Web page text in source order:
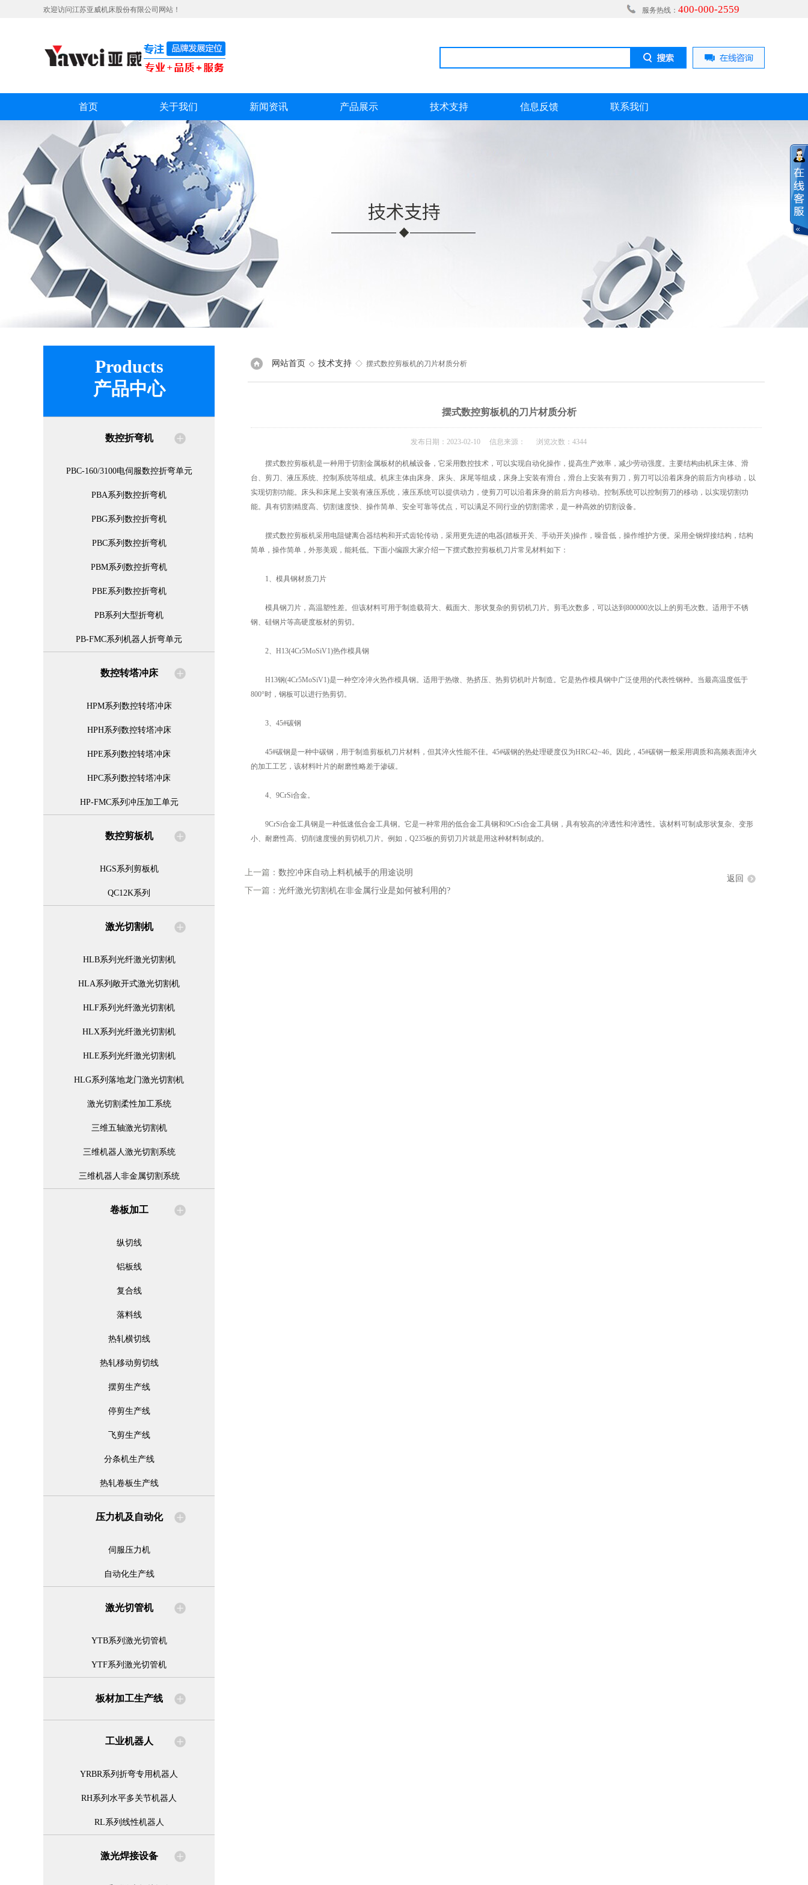
欢迎访问江苏亚威机床股份有限公司网站！ 服务热线： 400-000-2559
首页 关于我们 新闻资讯 产品展示 技术支持 信息反馈 联系我们
Products
产品中心
数控折弯机
PBC-160/3100电伺服数控折弯单元
PBA系列数控折弯机
PBG系列数控折弯机
PBC系列数控折弯机
PBM系列数控折弯机
PBE系列数控折弯机
PB系列大型折弯机
PB-FMC系列机器人折弯单元
数控转塔冲床
HPM系列数控转塔冲床
HPH系列数控转塔冲床
HPE系列数控转塔冲床
HPC系列数控转塔冲床
HP-FMC系列冲压加工单元
数控剪板机
HGS系列剪板机
QC12K系列
激光切割机
HLB系列光纤激光切割机
HLA系列敞开式激光切割机
HLF系列光纤激光切割机
HLX系列光纤激光切割机
HLE系列光纤激光切割机
HLG系列落地龙门激光切割机
激光切割柔性加工系统
三维五轴激光切割机
三维机器人激光切割系统
三维机器人非金属切割系统
卷板加工
纵切线
铝板线
复合线
落料线
热轧横切线
热轧移动剪切线
摆剪生产线
停剪生产线
飞剪生产线
分条机生产线
热轧卷板生产线
压力机及自动化
伺服压力机
自动化生产线
激光切管机
YTB系列激光切管机
YTF系列激光切管机
板材加工生产线
工业机器人
YRBR系列折弯专用机器人
RH系列水平多关节机器人
RL系列线性机器人
激光焊接设备
网站首页 ◇ 技术支持 ◇ 摆式数控剪板机的刀片材质分析
摆式数控剪板机的刀片材质分析
发布日期：2023-02-10 信息来源： 浏览次数：4344
摆式数控剪板机是一种用于切割金属板材的机械设备，它采用数控技术，可以实现自动化操作，提高生产效率，减少劳动强度。主要结构由机床主体、滑
台、剪刀、液压系统、控制系统等组成。机床主体由床身、床头、床尾等组成，床身上安装有滑台，滑台上安装有剪刀，剪刀可以沿着床身的前后方向移动，以
实现切割功能。床头和床尾上安装有液压系统，液压系统可以提供动力，使剪刀可以沿着床身的前后方向移动。控制系统可以控制剪刀的移动，以实现切割功
能。具有切割精度高、切割速度快、操作简单、安全可靠等优点，可以满足不同行业的切割需求，是一种高效的切割设备。
摆式数控剪板机采用电阻键离合器结构和开式齿轮传动，采用更先进的电器(踏板开关、手动开关)操作，噪音低，操作维护方便。采用全钢焊接结构，结构
简单，操作简单，外形美观，能耗低。下面小编跟大家介绍一下摆式数控剪板机刀片常见材料如下：
1、模具钢材质刀片
模具钢刀片，高温塑性差。但该材料可用于制造载荷大、截面大、形状复杂的剪切机刀片。剪毛次数多，可以达到800000次以上的剪毛次数。适用于不锈
钢、硅钢片等高硬度板材的剪切。
2、H13(4Cr5MoSiV1)热作模具钢
H13钢(4Cr5MoSiV1)是一种空冷淬火热作模具钢。适用于热镦、热挤压、热剪切机叶片制造。它是热作模具钢中广泛使用的代表性钢种。当最高温度低于
800°时，钢板可以进行热剪切。
3、45#碳钢
45#碳钢是一种中碳钢，用于制造剪板机刀片材料，但其淬火性能不佳。45#碳钢的热处理硬度仅为HRC42~46。因此，45#碳钢一般采用调质和高频表面淬火
的加工工艺，该材料叶片的耐磨性略差于渗碳。
4、9CrSi合金。
9CrSi合金工具钢是一种低速低合金工具钢。它是一种常用的低合金工具钢和9CrSi合金工具钢，具有较高的淬透性和淬透性。该材料可制成形状复杂、变形
小、耐磨性高、切削速度慢的剪切机刀片。例如，Q235板的剪切刀片就是用这种材料制成的。
上一篇： 数控冲床自动上料机械手的用途说明
下一篇： 光纤激光切割机在非金属行业是如何被利用的?
返回